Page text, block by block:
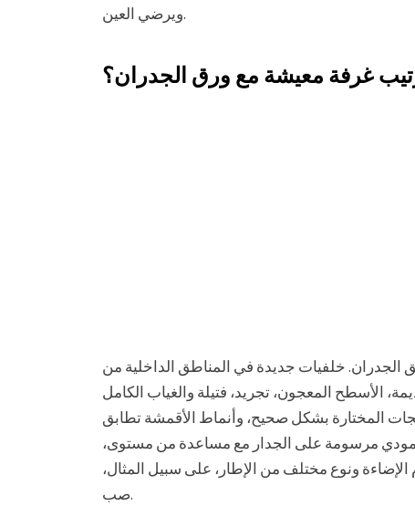
ويرضي العين.
غرفة معيشة مع ورق الجدران؟
الجدران. خلفيات جديدة في المناطق الداخلية من
الأسطح المعجون، تجريد، فتيلة والغياب الكامل
المختارة بشكل صحيح، وأنماط الأقمشة تطابق
مرسومة على الجدار مع مساعدة من مستوى،
ونوع مختلف من الإطار، على سبيل المثال،
صب.